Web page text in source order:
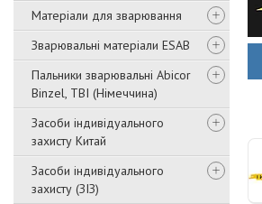
Матеріали для зварювання
Зварювальні матеріали ESAB
Пальники зварювальні Abicor
Binzel, TBI (Німеччина)
Засоби індивідуального
захисту Китай
Засоби індивідуального
захисту (ЗІЗ)